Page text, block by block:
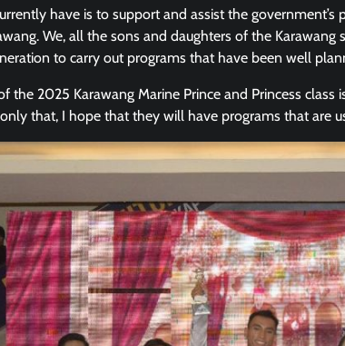
have is to support and assist the government’s
We, all the sons and daughters of the
to carry out programs that have been well
the 2025 Karawang Marine Prince and Princess
that, I hope that they will have programs that are